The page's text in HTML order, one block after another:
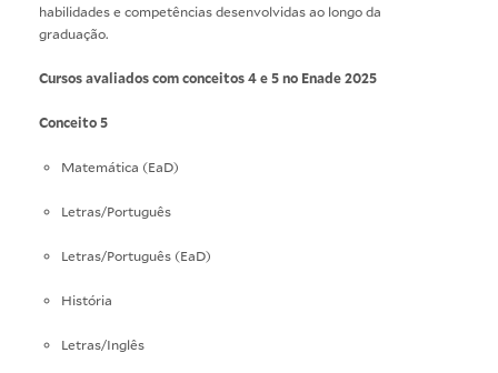
habilidades e competências desenvolvidas ao longo da
graduação.
Cursos avaliados com conceitos 4 e 5 no Enade 2025
Conceito 5
Matemática (EaD)
Letras/Português
Letras/Português (EaD)
História
Letras/Inglês